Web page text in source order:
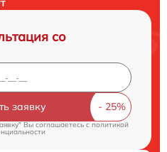
со
заявку
Вы соглашаетесь c политикой